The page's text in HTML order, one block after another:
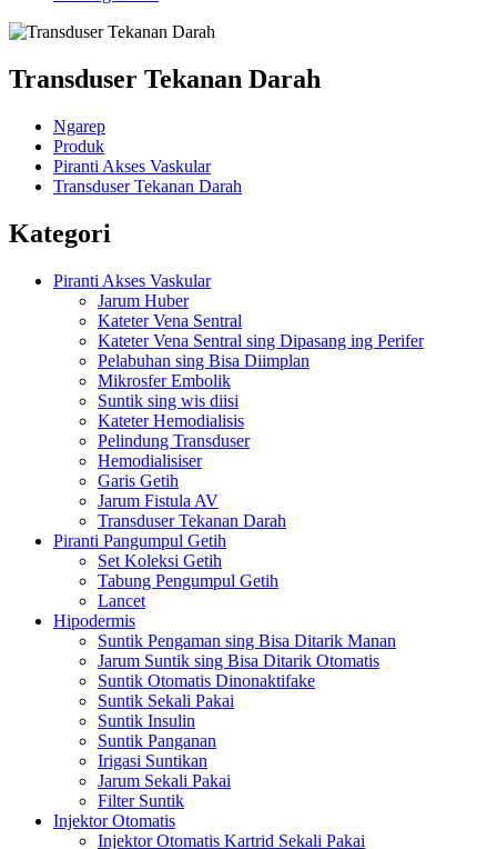
Transduser Tekanan Darah
Ngarep
Produk
Piranti Akses Vaskular
Transduser Tekanan Darah
Kategori
Piranti Akses Vaskular
Jarum Huber
Kateter Vena Sentral
Kateter Vena Sentral sing Dipasang ing Perifer
Pelabuhan sing Bisa Diimplan
Mikrosfer Embolik
Suntik sing wis diisi
Kateter Hemodialisis
Pelindung Transduser
Hemodialisiser
Garis Getih
Jarum Fistula AV
Transduser Tekanan Darah
Piranti Pangumpul Getih
Set Koleksi Getih
Tabung Pengumpul Getih
Lancet
Hipodermis
Suntik Pengaman sing Bisa Ditarik Manan
Jarum Suntik sing Bisa Ditarik Otomatis
Suntik Otomatis Dinonaktifake
Suntik Sekali Pakai
Suntik Insulin
Suntik Panganan
Irigasi Suntikan
Jarum Sekali Pakai
Filter Suntik
Injektor Otomatis
Injektor Otomatis Kartrid Sekali Pakai